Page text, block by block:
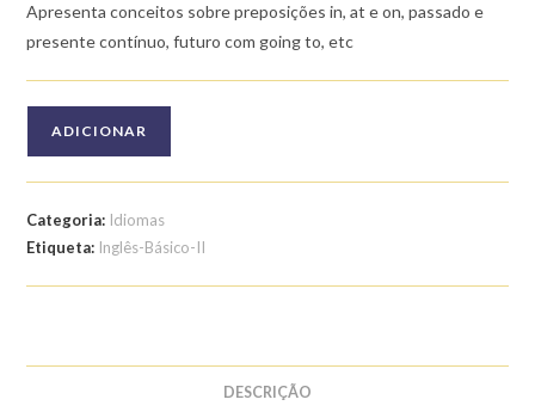
Apresenta conceitos sobre preposições in, at e on, passado e
presente contínuo, futuro com going to, etc
Curso
Inglês
ADICIONAR
Categoria: Idiomas
Etiqueta: Inglês-Básico-II
DESCRIÇÃO